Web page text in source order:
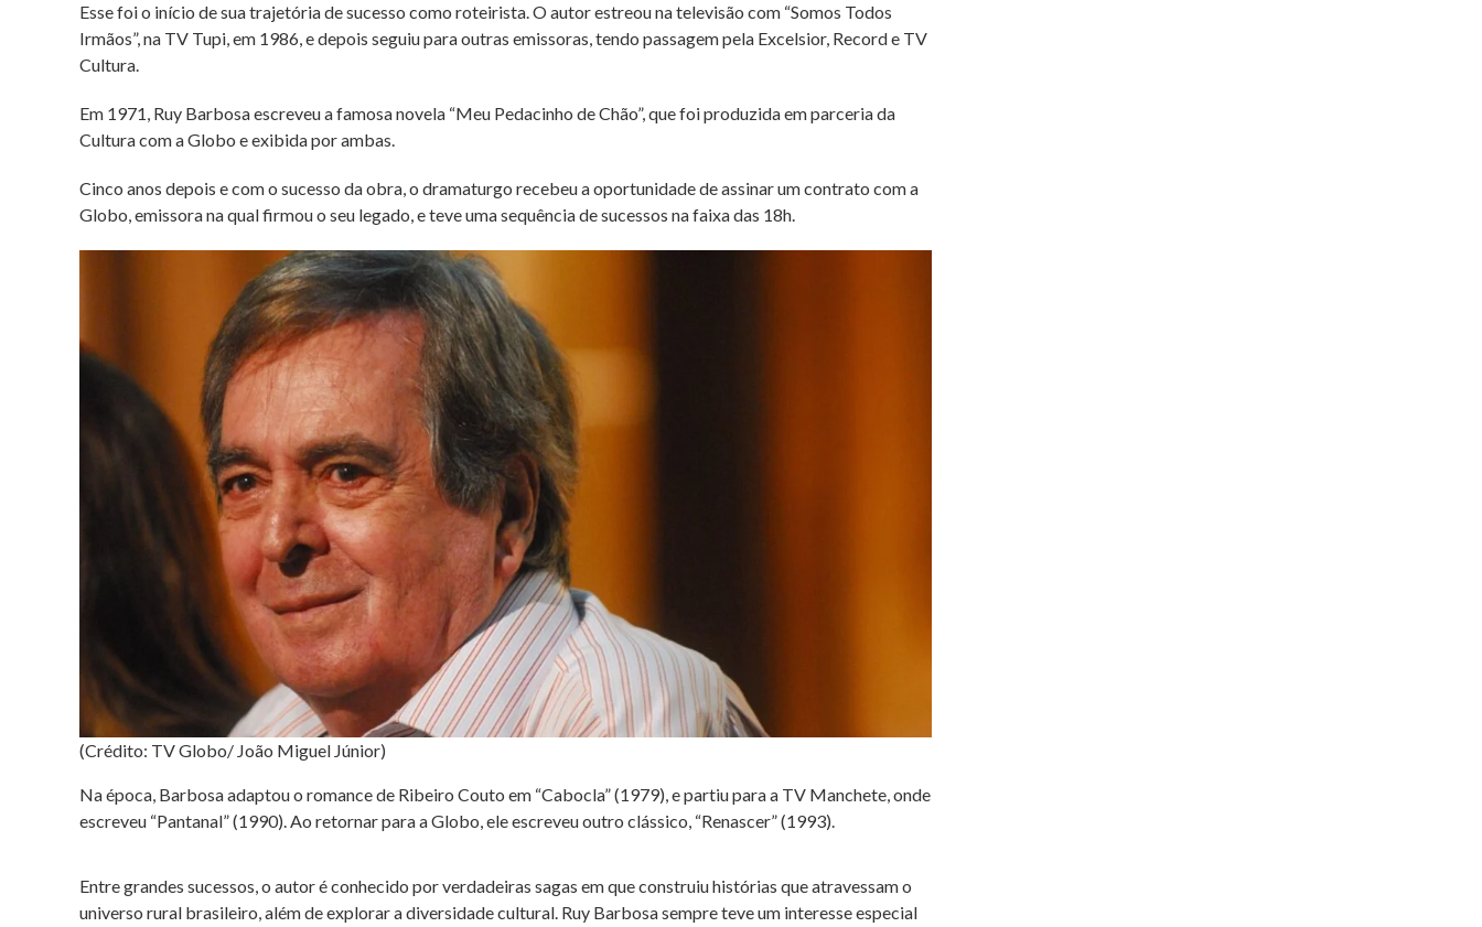
Esse foi o início de sua trajetória de sucesso como roteirista. O autor estreou na televisão com “Somos Todos
Irmãos”, na TV Tupi, em 1986, e depois seguiu para outras emissoras, tendo passagem pela Excelsior, Record e TV
Cultura.
Em 1971, Ruy Barbosa escreveu a famosa novela “Meu Pedacinho de Chão”, que foi produzida em parceria da
Cultura com a Globo e exibida por ambas.
Cinco anos depois e com o sucesso da obra, o dramaturgo recebeu a oportunidade de assinar um contrato com a
Globo, emissora na qual firmou o seu legado, e teve uma sequência de sucessos na faixa das 18h.
(Crédito: TV Globo/ João Miguel Júnior)
Na época, Barbosa adaptou o romance de Ribeiro Couto em “Cabocla” (1979), e partiu para a TV Manchete, onde
escreveu “Pantanal” (1990). Ao retornar para a Globo, ele escreveu outro clássico, “Renascer” (1993).
Entre grandes sucessos, o autor é conhecido por verdadeiras sagas em que construiu histórias que atravessam o
universo rural brasileiro, além de explorar a diversidade cultural. Ruy Barbosa sempre teve um interesse especial